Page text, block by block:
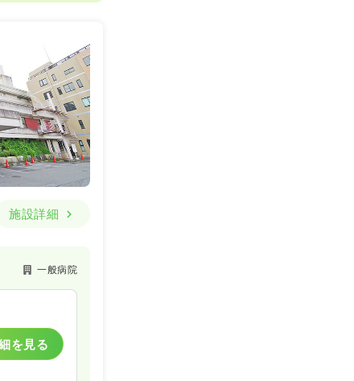
施設詳細
一般病院
を見る